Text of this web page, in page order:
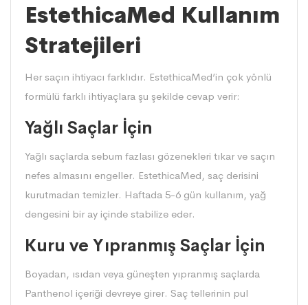
EstethicaMed Kullanım
Stratejileri
Her saçın ihtiyacı farklıdır. EstethicaMed’in çok yönlü
formülü farklı ihtiyaçlara şu şekilde cevap verir:
Yağlı Saçlar İçin
Yağlı saçlarda sebum fazlası gözenekleri tıkar ve saçın
nefes almasını engeller. EstethicaMed, saç derisini
kurutmadan temizler. Haftada 5-6 gün kullanım, yağ
dengesini bir ay içinde stabilize eder.
Kuru ve Yıpranmış Saçlar İçin
Boyadan, ısıdan veya güneşten yıpranmış saçlarda
Panthenol içeriği devreye girer. Saç tellerinin pul